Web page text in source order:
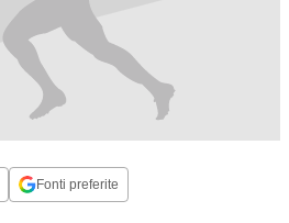
Fonti preferite